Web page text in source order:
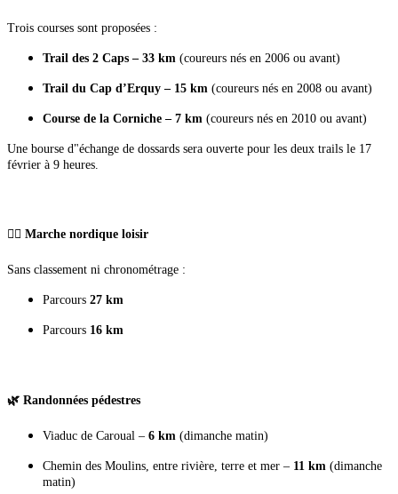
Trois courses sont proposées :
Trail des 2 Caps – 33 km (coureurs nés en 2006 ou avant)
Trail du Cap d’Erquy – 15 km (coureurs nés en 2008 ou avant)
Course de la Corniche – 7 km (coureurs nés en 2010 ou avant)
Une bourse d"échange de dossards sera ouverte pour les deux trails le 17
février à 9 heures.
🚶‍♀️ Marche nordique loisir
Sans classement ni chronométrage :
Parcours 27 km
Parcours 16 km
🌿 Randonnées pédestres
Viaduc de Caroual – 6 km (dimanche matin)
Chemin des Moulins, entre rivière, terre et mer – 11 km (dimanche
matin)